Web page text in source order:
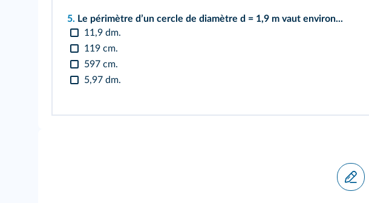
5. Le périmètre dʼun cercle de diamètre d = 1,9 m vaut environ...
11,9 dm.
119 cm.
597 cm.
5,97 dm.